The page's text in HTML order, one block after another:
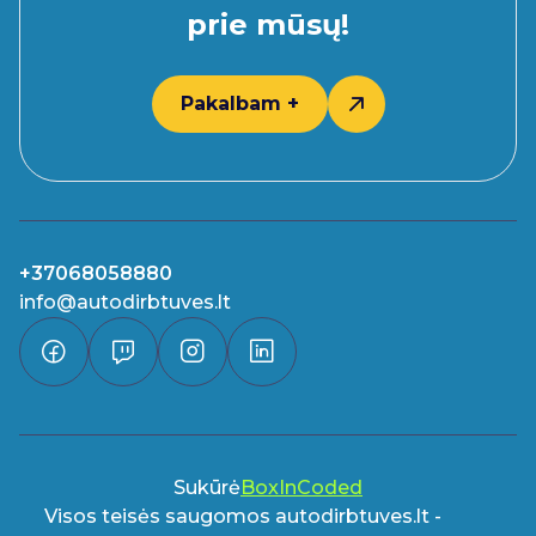
prie mūsų!
Pakalbam +
+37068058880
info@autodirbtuves.lt
SukūrėBoxInCoded
Visos teisės saugomos autodirbtuves.lt -